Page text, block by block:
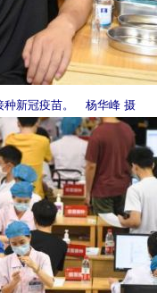
种新冠疫苗。 杨华峰 摄